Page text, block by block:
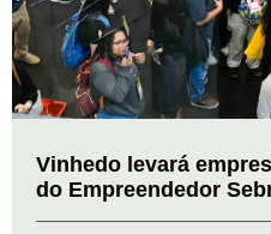
Vinhedo levará
do Empreendedor